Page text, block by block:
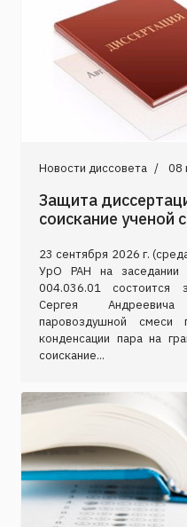
Новости диссовета 08
Защита
соискание ученой
23 сентября 2026 г.
УрО РАН на заседании
004.036.01 состоится
Сергея
паровоздушной смеси
конденсации пара на
соискание...